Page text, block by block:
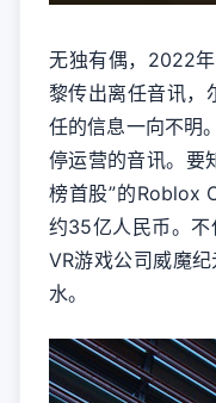
无独有偶，2022
黎传出离任音讯，
任的信息一向不明
停运营的音讯。要
榜首股”的Roblox
约35亿人民币。
VR游戏公司威魔
水。